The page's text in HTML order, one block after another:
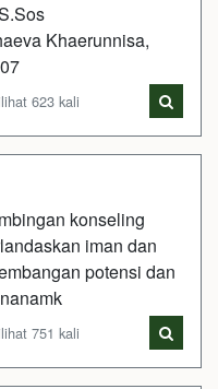
Khaerunnisa,
623 kali
konseling
iman dan
potensi dan
751 kali